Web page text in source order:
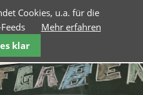
Cookies, u.a. für die
Mehr erfahren
klar